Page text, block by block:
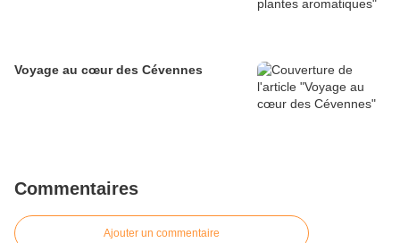
Voyage au cœur des Cévennes
Commentaires
Ajouter un commentaire